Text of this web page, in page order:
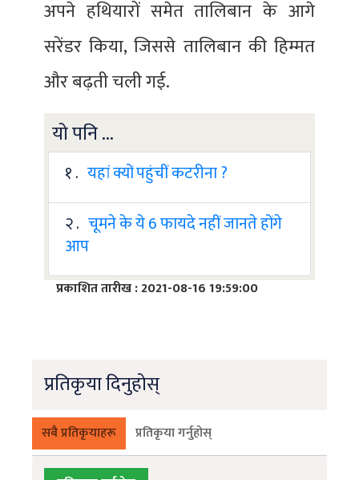
अपने हथियारों समेत तालिबान के आगे
सरेंडर किया, जिससे तालिबान की हिम्मत
और बढ़ती चली गई.
यो पनि ...
१ . यहां क्यों पहुंचीं कटरीना ?
२ . चूमने के ये 6 फायदे नहीं जानते होंगे
आप
प्रकाशित तारीख : 2021-08-16 19:59:00
प्रतिकृया दिनुहोस्
सबै प्रतिकृयाहरू प्रतिकृया गर्नुहोस्